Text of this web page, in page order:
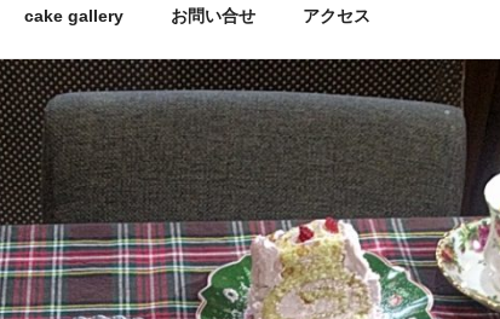
cake gallery お問い合せ アクセス